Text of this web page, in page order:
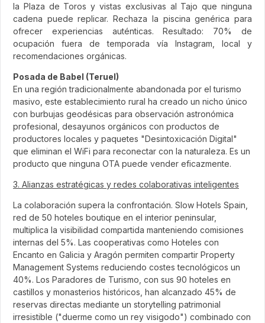
la Plaza de Toros y vistas exclusivas al Tajo que ninguna
cadena puede replicar. Rechaza la piscina genérica para
ofrecer experiencias auténticas. Resultado: 70% de
ocupación fuera de temporada vía Instagram, local y
recomendaciones orgánicas.
Posada de Babel (Teruel)
En una región tradicionalmente abandonada por el turismo
masivo, este establecimiento rural ha creado un nicho único
con burbujas geodésicas para observación astronómica
profesional, desayunos orgánicos con productos de
productores locales y paquetes "Desintoxicación Digital"
que eliminan el WiFi para reconectar con la naturaleza. Es un
producto que ninguna OTA puede vender eficazmente.
3. Alianzas estratégicas y redes colaborativas inteligentes
La colaboración supera la confrontación. Slow Hotels Spain,
red de 50 hoteles boutique en el interior peninsular,
multiplica la visibilidad compartida manteniendo comisiones
internas del 5%. Las cooperativas como Hoteles con
Encanto en Galicia y Aragón permiten compartir Property
Management Systems reduciendo costes tecnológicos un
40%. Los Paradores de Turismo, con sus 90 hoteles en
castillos y monasterios históricos, han alcanzado 45% de
reservas directas mediante un storytelling patrimonial
irresistible ("duerme como un rey visigodo") combinado con